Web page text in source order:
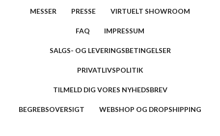
MESSER PRESSE VIRTUELT SHOWROOM
FAQ IMPRESSUM
SALGS- OG LEVERINGSBETINGELSER
PRIVATLIVSPOLITIK
TILMELD DIG VORES NYHEDSBREV
BEGREBSOVERSIGT WEBSHOP OG DROPSHIPPING